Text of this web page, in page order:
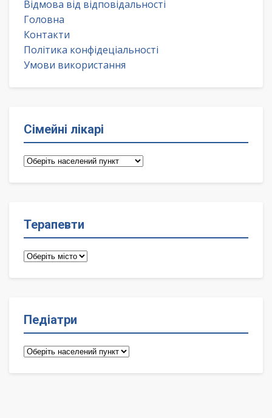
Відмова від відповідальності
Головна
Контакти
Політика конфідеціальності
Умови використання
Сімейні лікарі
Сімейні
Терапевти
Терапевти
Педіатри
Педіатри